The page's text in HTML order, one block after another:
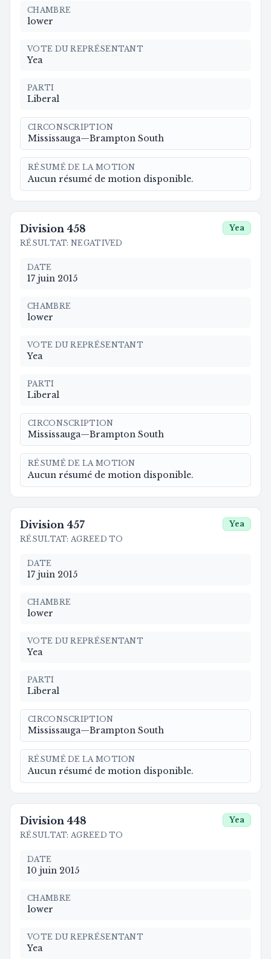
CHAMBRE
lower
VOTE DU REPRÉSENTANT
Yea
PARTI
Liberal
CIRCONSCRIPTION
Mississauga—Brampton South
RÉSUMÉ DE LA MOTION
Aucun résumé de motion disponible.
Division 458
RÉSULTAT: NEGATIVED
Yea
DATE
17 juin 2015
CHAMBRE
lower
VOTE DU REPRÉSENTANT
Yea
PARTI
Liberal
CIRCONSCRIPTION
Mississauga—Brampton South
RÉSUMÉ DE LA MOTION
Aucun résumé de motion disponible.
Division 457
RÉSULTAT: AGREED TO
Yea
DATE
17 juin 2015
CHAMBRE
lower
VOTE DU REPRÉSENTANT
Yea
PARTI
Liberal
CIRCONSCRIPTION
Mississauga—Brampton South
RÉSUMÉ DE LA MOTION
Aucun résumé de motion disponible.
Division 448
RÉSULTAT: AGREED TO
Yea
DATE
10 juin 2015
CHAMBRE
lower
VOTE DU REPRÉSENTANT
Yea